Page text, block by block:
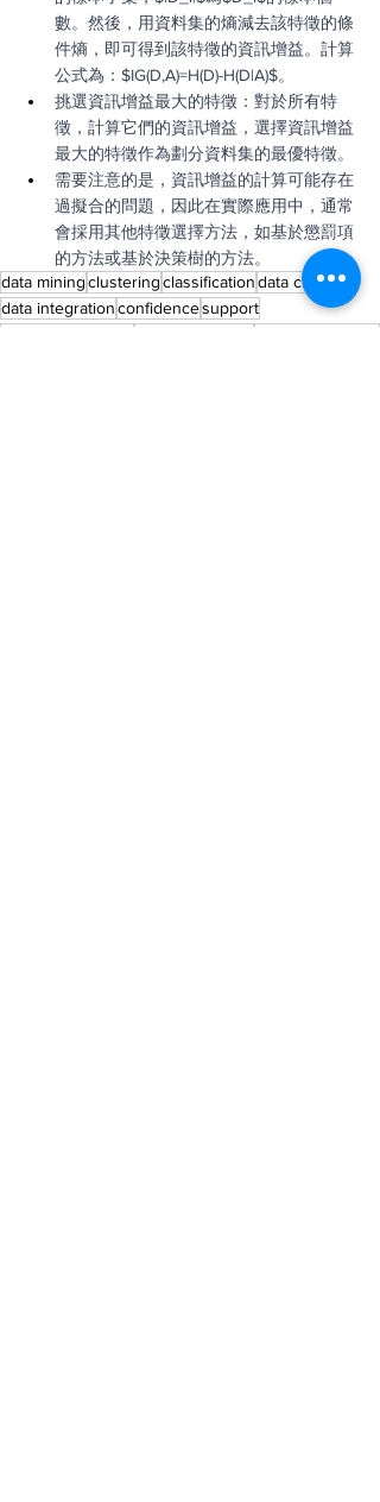
數。然後，用資料集的熵減去該特徵的條
件熵，即可得到該特徵的資訊增益。計算
公式為：$IG(D,A)=H(D)-H(D|A)$。
挑選資訊增益最大的特徵：對於所有特
徵，計算它們的資訊增益，選擇資訊增益
最大的特徵作為劃分資料集的最優特徵。
需要注意的是，資訊增益的計算可能存在
過擬合的問題，因此在實際應用中，通常
會採用其他特徵選擇方法，如基於懲罰項
的方法或基於決策樹的方法。
data miningclusteringclassificationdata cleaning
data integrationconfidencesupport